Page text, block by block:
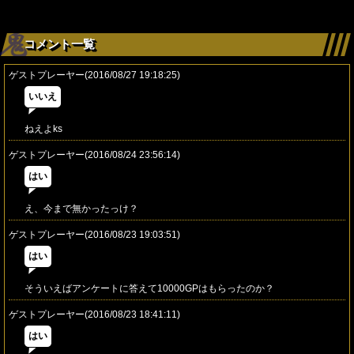
コメント一覧
ゲストプレーヤー(2016/08/27 19:18:25)
いいえ
ねえよks
ゲストプレーヤー(2016/08/24 23:56:14)
はい
え、今まで無かったっけ？
ゲストプレーヤー(2016/08/23 19:03:51)
はい
そういえばアンケートに答えて10000GPはもらったのか？
ゲストプレーヤー(2016/08/23 18:41:11)
はい